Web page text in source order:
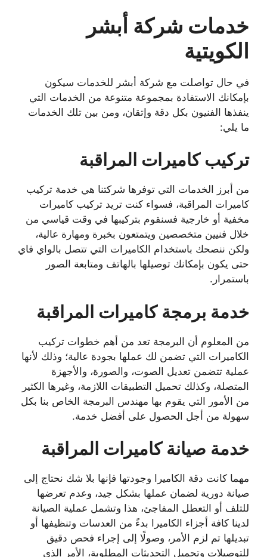
خدمات شركة أبشر
الكويتية
في حال تواصلت مع شركة أبشر للخدمات سيكون
بإمكانك الاستفادة بمجموعة متنوعة من الخدمات التي
ينفذها الفنيون بكل دقة وإتقان، ومن بين تلك الخدمات
ما يلي:
تركيب كاميرات المراقبة
من أبرز الخدمات التي توفرها شركتنا هي خدمة تركيب
كاميرات المراقبة، فسواء كنت تريد تركيب كاميرات
مخفية أو خارجية فسنقوم بتركيبها في وقت قياسي من
خلال فنيين متخصصين ويتمتعون بخبرة ومهارة عالية،
ولكن ننصحك باستخدام الكاميرات التي تتصل بالواي فاي
حتى يكون بإمكانك توصيلها بالهاتف ومتابعة الصور
باستمرار.
خدمة برمجة كاميرات المراقبة
من المعلوم أن البرمجة تعد من أهم خطوات تركيب
الكاميرات التي تضمن لك عملها بجودة عالية؛ وذلك لأنها
عملية تتضمن تعديل الصوت، والصورة، والأجهزة
المتصلة، وكذلك تحميل التطبيقات اللازمة، وغيرها الكثير
من الأمور التي يقوم بها مهندس البرمجة الخاص بنا بكل
سهولة من أجل الحصول على أفضل خدمة.
خدمة صيانة كاميرات المراقبة
مهما كانت دقة الكاميرا وجودتها فإنها بلا شك نحتاج إلى
صيانة دورية لضمان عملها بشكل جيد، وعدم تعرضها
للتلف أو التعطل المفاجئ، هذا وتشمل عملية الصيانة
لدينا كافة أجزاء الكاميرا بدءً من العدسات وتنظيفها أو
تبديلها تم لزم الأمر، وصولًا إلى إجراء فحص دقيق
للتوصيلات وتحميل التحديثات المطلوبة، الأمر الذي